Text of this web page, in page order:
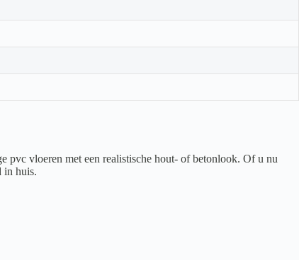
pvc vloeren met een realistische hout- of betonlook. Of u nu
in huis.